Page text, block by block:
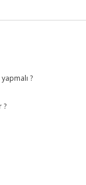
?
?